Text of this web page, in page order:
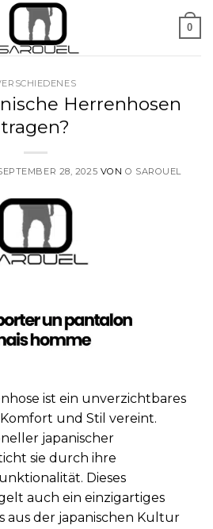
0
Herrenhosen
tragen?
28, 2025 VON O SAROUEL
ist ein unverzichtbares
und Stil vereint.
japanischer
sie durch ihre
Dieses
auch ein einzigartiges
aus der japanischen Kultur